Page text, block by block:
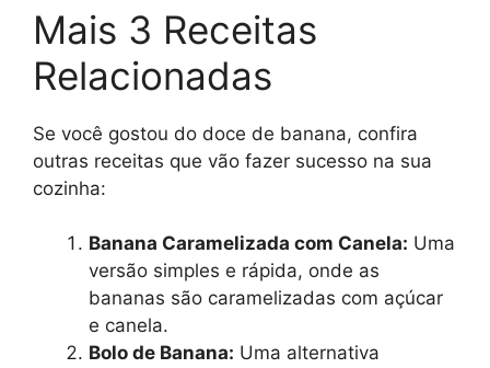
Mais 3 Receitas
Relacionadas
Se você gostou do doce de banana, confira
outras receitas que vão fazer sucesso na sua
cozinha:
Banana Caramelizada com Canela: Uma
versão simples e rápida, onde as
bananas são caramelizadas com açúcar
e canela.
Bolo de Banana: Uma alternativa